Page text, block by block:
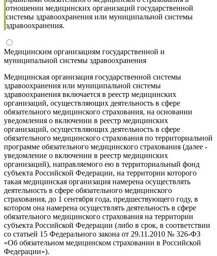
отношении медицинских организаций государственной
системы здравоохранения или муниципальной системы
здравоохранения.
Медицинским организациям государственной и
муниципальной системы здравоохранения
Медицинская организация государственной системы
здравоохранения или муниципальной системы
здравоохранения включается в реестр медицинских
организаций, осуществляющих деятельность в сфере
обязательного медицинского страхования, на основании
уведомления о включении в реестр медицинских
организаций, осуществляющих деятельность в сфере
обязательного медицинского страхования по территориальной
программе обязательного медицинского страхования (далее -
уведомление о включении в реестр медицинских
организаций), направляемого ею в территориальный фонд
субъекта Российской Федерации, на территории которого
такая медицинская организация намерена осуществлять
деятельность в сфере обязательного медицинского
страхования, до 1 сентября года, предшествующего году, в
котором она намерена осуществлять деятельность в сфере
обязательного медицинского страхования на территории
субъекта Российской Федерации (либо в срок, в соответствии
со статьей 15 Федерального закона от 29.11.2010 № 326-ФЗ
«Об обязательном медицинском страховании в Российской
Федерации»).